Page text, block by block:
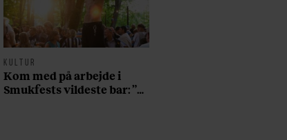
KULTUR
Kom med på arbejde i
Smukfests vildeste bar: ”Vi